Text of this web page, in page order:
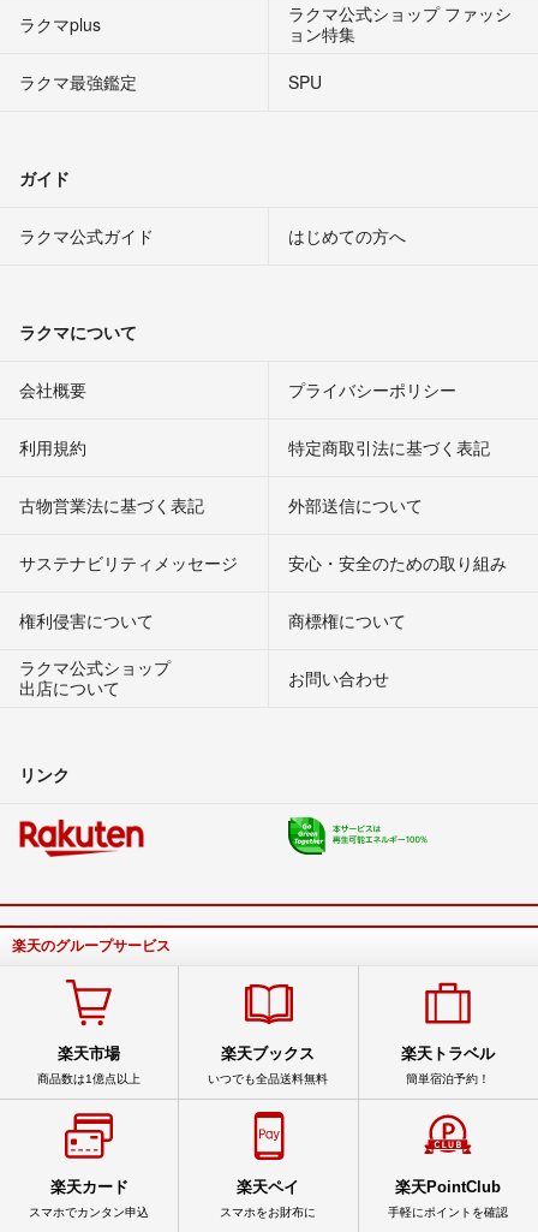
ラクマplus
ラクマ公式ショップ ファッシ
ョン特集
ラクマ最強鑑定
SPU
ガイド
ラクマ公式ガイド はじめての方へ
ラクマについて
会社概要 プライバシーポリシー
利用規約 特定商取引法に基づく表記
古物営業法に基づく表記 外部送信について
サステナビリティメッセージ 安心・安全のための取り組み
権利侵害について
商標権について
ラクマ公式ショップ
出店について
お問い合わせ
リンク
楽天のグループサービス
楽天市場
商品数は1億点以上
楽天ブックス
いつでも全品送料無料
楽天トラベル
簡単宿泊予約！
楽天カード
スマホでカンタン申込
楽天ペイ
スマホをお財布に
楽天PointClub
手軽にポイントを確認